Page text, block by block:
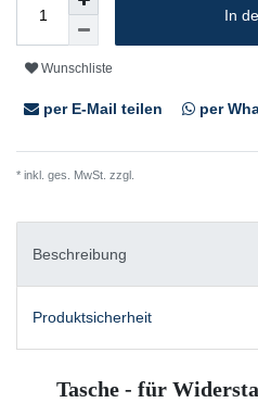
In
Wunschliste
per E-Mail teilen per
* inkl. ges. MwSt. zzgl.
Beschreibung
Produktsicherheit
Tasche - für